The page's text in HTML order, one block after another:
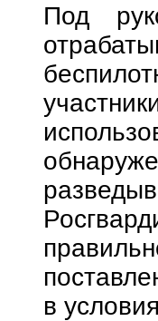
Под
в